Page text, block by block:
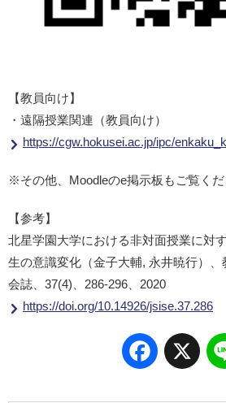
【教員向け】
・遠隔授業関連（教員向け）
https://cgw.hokusei.ac.jp/ipc/
※その他、Moodleのe掲示板もご覧くだ
【参考】
北星学園大学における非対面授業に対
生の意識変化（金子大輔, 永井暁行）
会誌、37(4)、286-296、2020
https://doi.org/10.14926/jsise.37.286
X